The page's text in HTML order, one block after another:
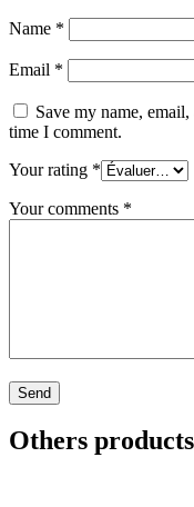
Name *
Email *
Save my name,
time I comment.
Your rating *
Your comments *
Others products